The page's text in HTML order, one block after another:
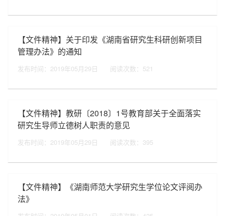
【文件精神】关于印发《湖南省研究生科研创新项目
管理办法》的通知
发布时间：2019年05月29日 阅读次数： 521
【文件精神】教研〔2018〕1号教育部关于全面落实
研究生导师立德树人职责的意见
发布时间：2019年05月29日 阅读次数： 395
【文件精神】《湖南师范大学研究生学位论文评阅办
法》